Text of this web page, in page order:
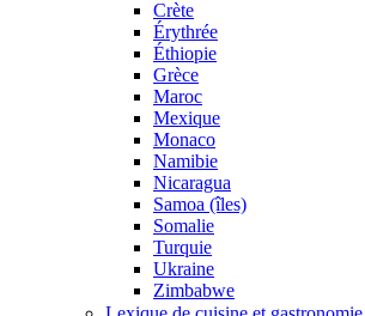
Crète
Érythrée
Éthiopie
Grèce
Maroc
Mexique
Monaco
Namibie
Nicaragua
Samoa (îles)
Somalie
Turquie
Ukraine
Zimbabwe